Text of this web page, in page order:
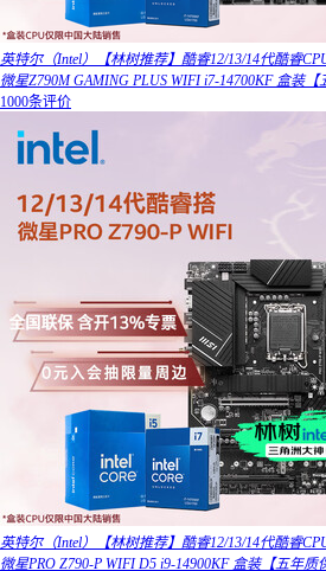
英特尔（Intel）【林树推荐】酷睿12/13/14代酷睿
微星Z790M GAMING PLUS WIFI i7-14700KF 盒装【
1000条评价
英特尔（Intel）【林树推荐】酷睿12/13/14代酷睿
微星PRO Z790-P WIFI D5 i9-14900KF 盒装【五年质